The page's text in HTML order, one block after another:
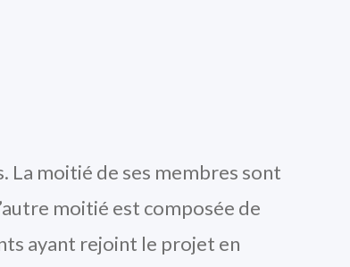
La moitié de ses membres sont
moitié est composée de
ayant rejoint le projet en